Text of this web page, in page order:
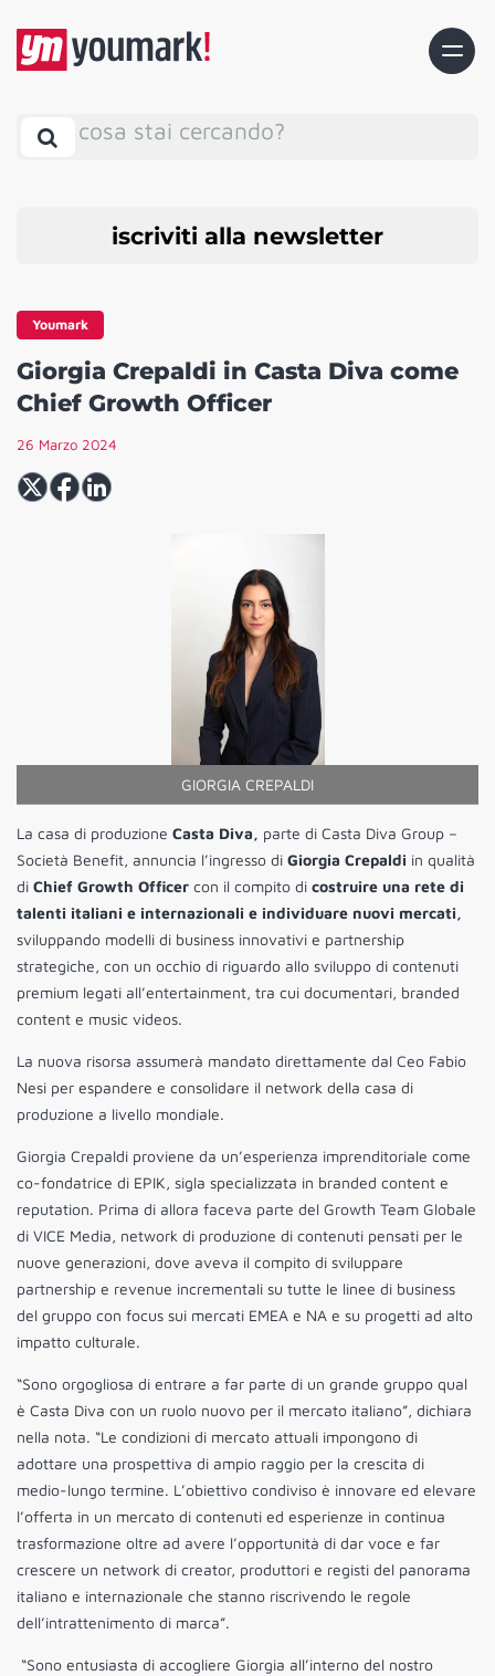
cosa stai cercando?
iscriviti alla newsletter
Youmark
Giorgia Crepaldi in Casta Diva come
Chief Growth Officer
26 Marzo 2024
GIORGIA CREPALDI
La casa di produzione Casta Diva, parte di Casta Diva Group –
Società Benefit, annuncia l’ingresso di Giorgia Crepaldi in qualità
di Chief Growth Officer con il compito di costruire una rete di
talenti italiani e internazionali e individuare nuovi mercati,
sviluppando modelli di business innovativi e partnership
strategiche, con un occhio di riguardo allo sviluppo di contenuti
premium legati all’entertainment, tra cui documentari, branded
content e music videos.
La nuova risorsa assumerà mandato direttamente dal Ceo Fabio
Nesi per espandere e consolidare il network della casa di
produzione a livello mondiale.
Giorgia Crepaldi proviene da un’esperienza imprenditoriale come
co-fondatrice di EPIK, sigla specializzata in branded content e
reputation. Prima di allora faceva parte del Growth Team Globale
di VICE Media, network di produzione di contenuti pensati per le
nuove generazioni, dove aveva il compito di sviluppare
partnership e revenue incrementali su tutte le linee di business
del gruppo con focus sui mercati EMEA e NA e su progetti ad alto
impatto culturale.
“Sono orgogliosa di entrare a far parte di un grande gruppo qual
è Casta Diva con un ruolo nuovo per il mercato italiano”, dichiara
nella nota. “Le condizioni di mercato attuali impongono di
adottare una prospettiva di ampio raggio per la crescita di
medio-lungo termine. L’obiettivo condiviso è innovare ed elevare
l’offerta in un mercato di contenuti ed esperienze in continua
trasformazione oltre ad avere l’opportunità di dar voce e far
crescere un network di creator, produttori e registi del panorama
italiano e internazionale che stanno riscrivendo le regole
dell’intrattenimento di marca”.
“Sono entusiasta di accogliere Giorgia all’interno del nostro